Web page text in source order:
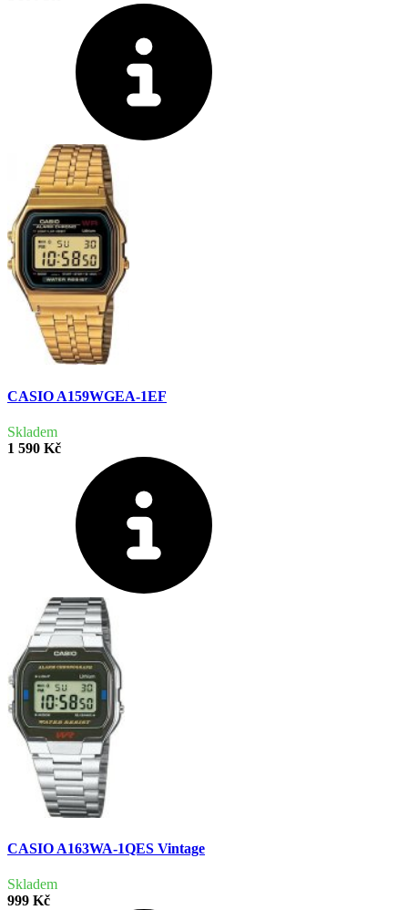
CASIO A159WGEA-1EF
Skladem
1 590 Kč
CASIO A163WA-1QES Vintage
Skladem
999 Kč